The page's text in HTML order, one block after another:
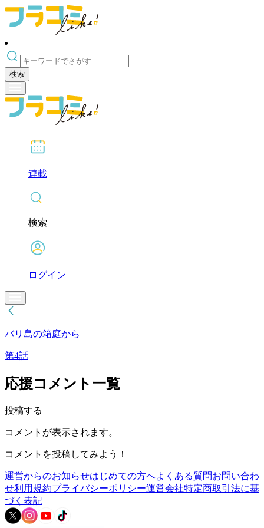
検索
連載
検索
ログイン
バリ島の箱庭から
第4話
応援コメント一覧
投稿する
コメントが表示されます。
コメントを投稿してみよう！
運営からのお知らせはじめての方へよくある質問お問い合わ
せ利用規約プライバシーポリシー運営会社特定商取引法に基
づく表記